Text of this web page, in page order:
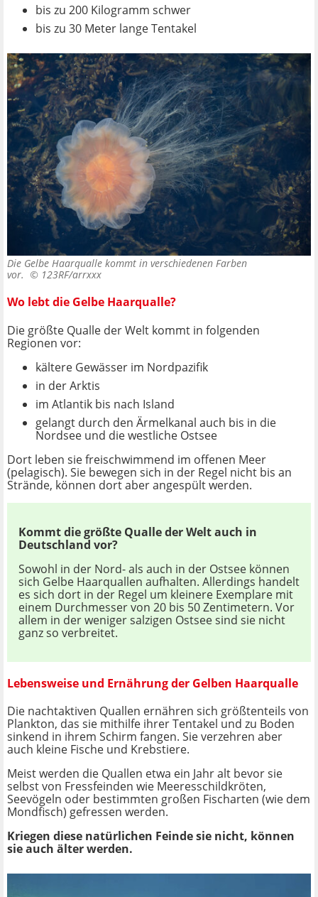
bis zu 200 Kilogramm schwer
bis zu 30 Meter lange Tentakel
Die Gelbe Haarqualle kommt in verschiedenen Farben
vor. © 123RF/arrxxx
Wo lebt die Gelbe Haarqualle?
Die größte Qualle der Welt kommt in folgenden
Regionen vor:
kältere Gewässer im Nordpazifik
in der Arktis
im Atlantik bis nach Island
gelangt durch den Ärmelkanal auch bis in die
Nordsee und die westliche Ostsee
Dort leben sie freischwimmend im offenen Meer
(pelagisch). Sie bewegen sich in der Regel nicht bis an
Strände, können dort aber angespült werden.
Kommt die größte Qualle der Welt auch in
Deutschland vor?
Sowohl in der Nord- als auch in der Ostsee können
sich Gelbe Haarquallen aufhalten. Allerdings handelt
es sich dort in der Regel um kleinere Exemplare mit
einem Durchmesser von 20 bis 50 Zentimetern. Vor
allem in der weniger salzigen Ostsee sind sie nicht
ganz so verbreitet.
Lebensweise und Ernährung der Gelben Haarqualle
Die nachtaktiven Quallen ernähren sich größtenteils von
Plankton, das sie mithilfe ihrer Tentakel und zu Boden
sinkend in ihrem Schirm fangen. Sie verzehren aber
auch kleine Fische und Krebstiere.
Meist werden die Quallen etwa ein Jahr alt bevor sie
selbst von Fressfeinden wie Meeresschildkröten,
Seevögeln oder bestimmten großen Fischarten (wie dem
Mondfisch) gefressen werden.
Kriegen diese natürlichen Feinde sie nicht, können
sie auch älter werden.